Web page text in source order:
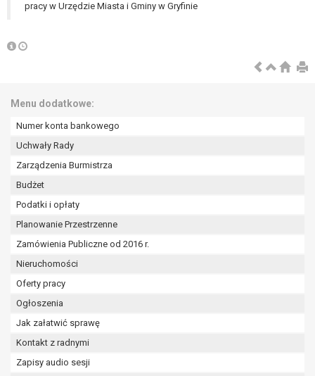
pracy w Urzędzie Miasta i Gminy w Gryfinie
Menu dodatkowe:
Numer konta bankowego
Uchwały Rady
Zarządzenia Burmistrza
Budżet
Podatki i opłaty
Planowanie Przestrzenne
Zamówienia Publiczne od 2016 r.
Nieruchomości
Oferty pracy
Ogłoszenia
Jak załatwić sprawę
Kontakt z radnymi
Zapisy audio sesji